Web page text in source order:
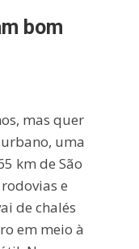
bom
mas quer
uma
km de São
e
de chalés
em meio à